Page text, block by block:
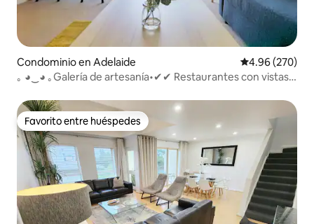
Condominio en Adelaide Calificación
4.96 (270)
｡ ◕‿◕ ｡Galería de artesanía•✔✔ Restaurantes con vistas
Favorito entre huéspedes
Favorito entre huéspedes